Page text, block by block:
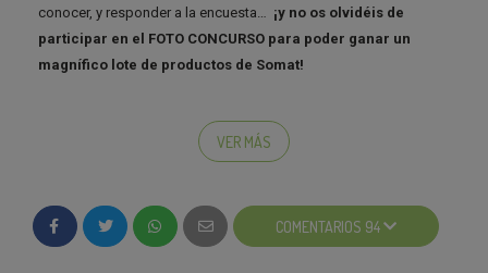
conocer, y responder a la encuesta… ¡y no os olvidéis de
participar en el FOTO CONCURSO para poder ganar un
magnífico lote de productos de Somat!
los datos de envío para que os enviemos vuestra Testa-Box,
acceded a vuestra cuenta, visitad la campaña de Somat Gel Caps
¿Deseando recibir la Testa-Box?
VER MÁS
COMENTARIOS 94